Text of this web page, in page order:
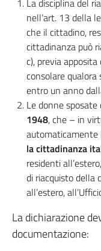
La disciplina del
nell’art. 13 della
che il cittadino,
cittadinanza può
c), previa
consolare
entro un anno
Le donne
1948, che – in
la cittadinanza
residenti
di riacquisto della
all’estero,
La dichiarazione
documentazione: